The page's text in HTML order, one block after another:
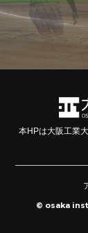
本HPは大阪工業
© osaka